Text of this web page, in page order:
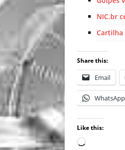
NIC.br
Cartilha
Share this:
Email
WhatsApp
Like this: